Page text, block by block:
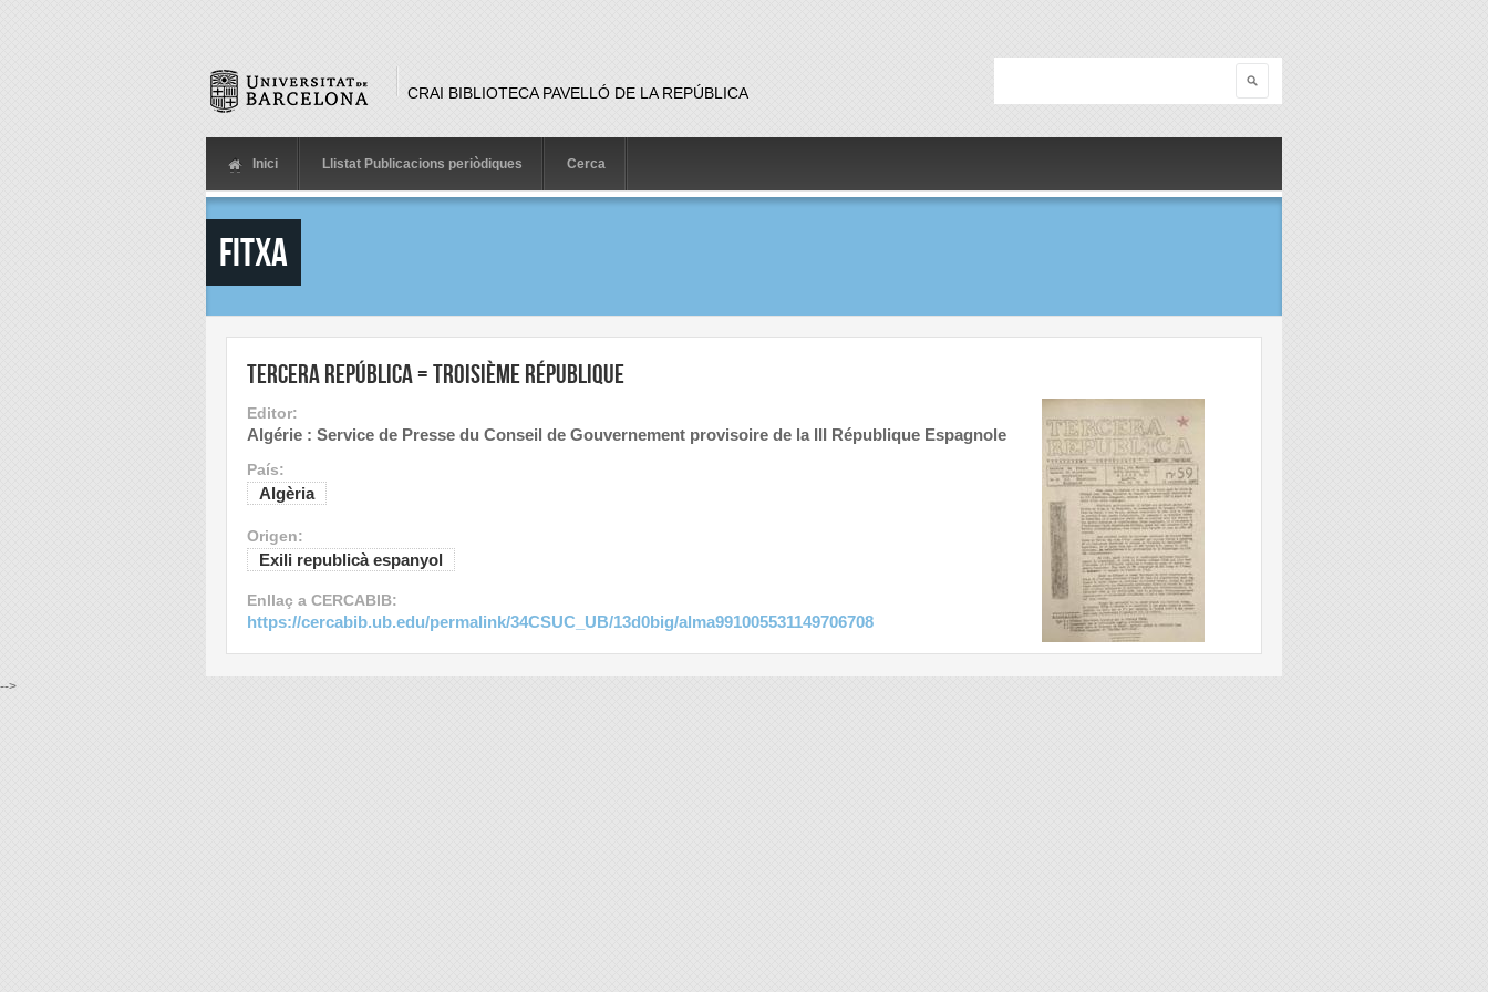
CRAI BIBLIOTECA PAVELLÓ DE LA REPÚBLICA
Inici Llistat Publicacions periòdiques Cerca
Fitxa
Tercera República = Troisième République
Editor:
Algérie : Service de Presse du Conseil de Gouvernement provisoire de la III République Espagnole
País:
Algèria
Origen:
Exili republicà espanyol
Enllaç a CERCABIB:
https://cercabib.ub.edu/permalink/34CSUC_UB/13d0big/alma991005531149706708
-->